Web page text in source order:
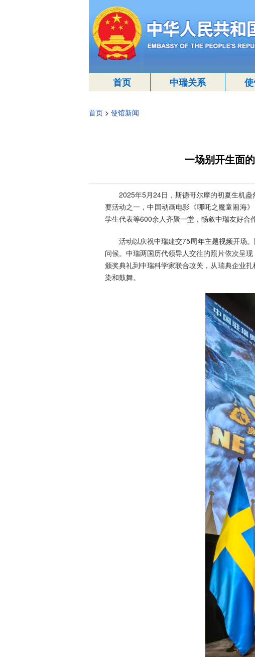
首页 中瑞关系
首页> 使馆新闻
一场别开生面
2025年5月24日，斯德哥尔摩的初夏生机
要活动之一，中国动画电影《哪吒之魔童闹海
学生代表等600余人齐聚一堂，畅叙中瑞友好合
活动以庆祝中瑞建交75周年主题视频开场
问候。中瑞两国历代领导人交往的照片依次呈
颁奖典礼到中瑞科学家联合攻关，从瑞典企业
染和鼓舞。